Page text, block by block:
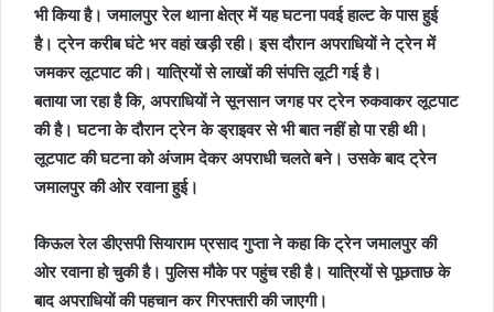
भी किया है। जमालपुर रेल थाना क्षेत्र में यह घटना पवई हाल्ट के पास हुई
है। ट्रेन करीब घंटे भर वहां खड़ी रही। इस दौरान अपराधियों ने ट्रेन में
जमकर लूटपाट की। यात्रियों से लाखों की संपत्ति लूटी गई है।
बताया जा रहा है कि, अपराधियों ने सूनसान जगह पर ट्रेन रुकवाकर लूटपाट
की है। घटना के दौरान ट्रेन के ड्राइवर से भी बात नहीं हो पा रही थी।
लूटपाट की घटना को अंजाम देकर अपराधी चलते बने। उसके बाद ट्रेन
जमालपुर की ओर रवाना हुई।
किऊल रेल डीएसपी सियाराम प्रसाद गुप्ता ने कहा कि ट्रेन जमालपुर की
ओर रवाना हो चुकी है। पुलिस मौके पर पहुंच रही है। यात्रियों से पूछताछ के
बाद अपराधियों की पहचान कर गिरफ्तारी की जाएगी।